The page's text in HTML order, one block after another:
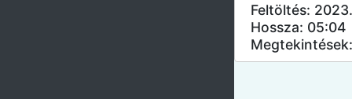
Feltöltés:
Hossza: 05:04